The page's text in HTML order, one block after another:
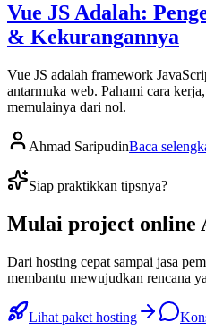
Vue JS Adalah:
& Kekurangannya
Vue JS adalah framework
antarmuka web. Pahami cara
memulainya dari nol.
Ahmad SaripudinBaca
Siap praktikkan tipsnya?
Mulai project online
Dari hosting cepat sampai jasa
membantu mewujudkan rencana
Lihat paket hosting